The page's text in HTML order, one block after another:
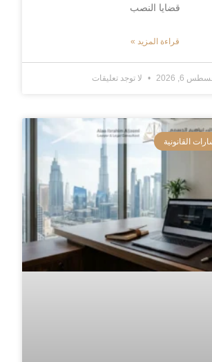
قضايا النصب
قراءة المزيد »
6, 2026 لا توجد تعليقات
القانونية